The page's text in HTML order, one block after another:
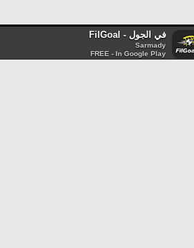
في الجول - FilGoal
Sarmady
FREE - In Google Play